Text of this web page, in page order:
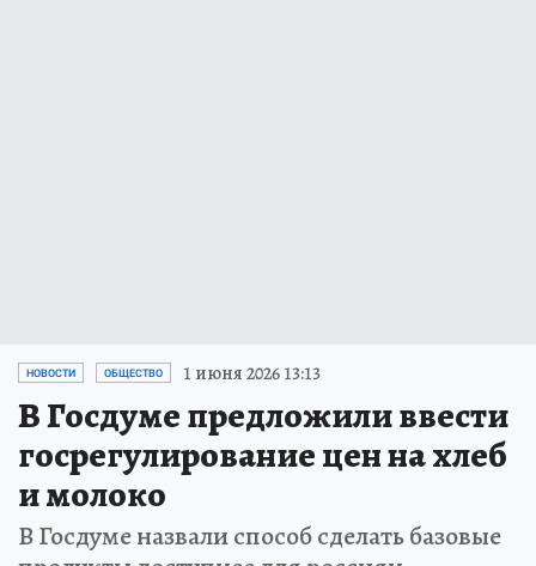
НОВОСТИ ОБЩЕСТВО 1 июня 2026 13:13
В Госдуме предложили ввести
госрегулирование цен на хлеб
и молоко
В Госдуме назвали способ сделать базовые